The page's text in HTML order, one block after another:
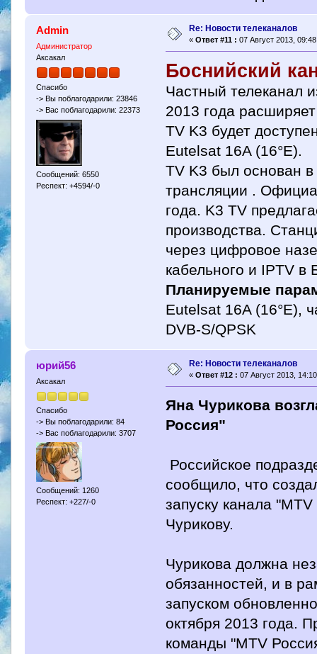
Admin
Администратор
Аксакал
Спасибо
-> Вы поблагодарили: 23846
-> Вас поблагодарили: 22373
Сообщений: 6550
Респект: +4594/-0
Re: Новости телеканалов
« Ответ #11 : 07 Август 2013,
Боснийский
Частный телеканал
2013 года
TV K3 будет
Eutelsat 16A (16°E).
TV K3 был основан в
трансляции .
года. K3 TV
производства.
через цифровое
кабельного и IPTV в
Планируемые
Eutelsat 16A (16°E),
DVB-S/QPSK
юрий56
Аксакал
Спасибо
-> Вы поблагодарили: 84
-> Вас поблагодарили: 3707
Сообщений: 1260
Респект: +227/-0
Re: Новости телеканалов
« Ответ #12 : 07 Август 2013,
Яна Чурикова
Россия"
Российское
сообщило, что
запуску канала
Чурикову.
Чурикова должна
обязанностей, и в
запуском
октября 2013 года.
команды "MTV